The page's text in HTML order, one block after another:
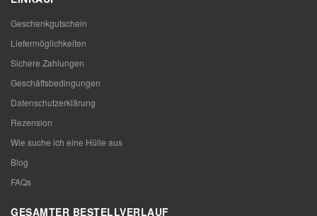
Geschenkgutschein
Liefermöglichkeiten
Sichere Zahlungen
Geschäftsbedingungen
Datenschutzerklärung
Rezension
Wie suche ich eine Hülle aus
Blog
FAQs
GESAMTER BESTELLVERLAUF